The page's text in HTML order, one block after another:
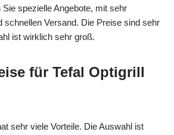
spezielle Angebote, mit sehr
schnellen Versand. Die Preise sind sehr
ist wirklich sehr groß.
für Tefal Optigrill
sehr viele Vorteile. Die Auswahl ist